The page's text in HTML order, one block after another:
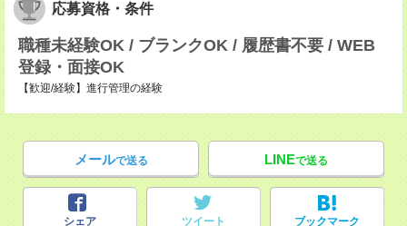
応募資格・条件
職種未経験OK / ブランクOK / 履歴書不要 / WEB
登録・面接OK
【歓迎/経験】進行管理の経験
メールで送る LINEで送る
シェア ツイート ブックマーク